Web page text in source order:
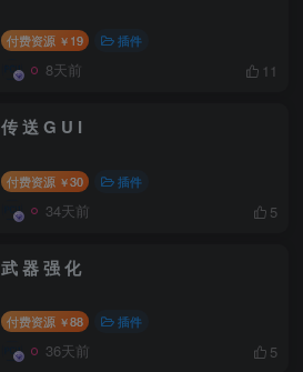
付费资源 ￥ 19 插件
8天前 11
传 送 G U I
付费资源 ￥30 插件
34天前 5
武 器 强 化
付费资源 ￥88 插件
36天前 5